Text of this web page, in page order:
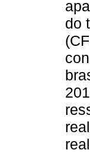
do